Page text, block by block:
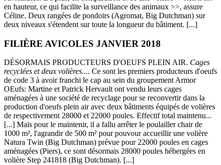
en hauteur, ce qui facilite la surveillance des animaux >>, assure
Céline. Deux rangées de pondoirs (Agromat, Big Dutchman) sur
deux niveaux s'étendent sur toute la longueur du bâtiment. [...]
FILIÈRE AVICOLES JANVIER 2018
DÉSORMAIS PRODUCTEURS D'OEUFS PLEIN AIR. Cages
recyclées et deux volières.... Ce sont les premiers producteurs d'oeufs
de code 3 à avoir franchi le cap au sein du groupement Armor
OEufs: Martine et Patrick Hervault ont vendu leurs cages
aménagées à une société de recyclage pour se reconvertir dans la
production d'oeufs plein air avec deux bâtiments équipés de volières
de respectivement 28000 et 22000 poules. Effectif total maintenu...
[...] Mais pour le maintenir, il a fallu arrêter le poulailler chair de
1000 m², l'agrandir de 500 m² pour pouvour accueillir une volière
Natura Twin (Big Dutchman) prévue pour 22000 poules en cages
aménagées (Piers), ce sont désormais 28000 poules hébergées en
volière Step 241818 (Big Dutchman). [...]